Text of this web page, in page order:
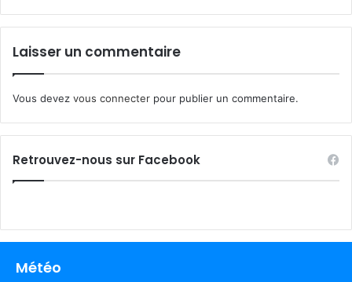
Laisser un commentaire
Vous devez vous connecter pour publier un commentaire.
Retrouvez-nous sur Facebook
Météo